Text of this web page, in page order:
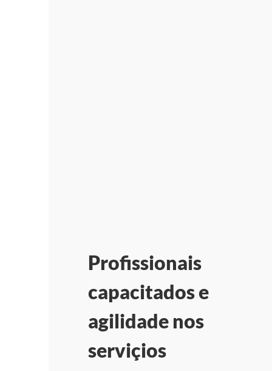
Profissionais
capacitados e
agilidade nos
serviçios